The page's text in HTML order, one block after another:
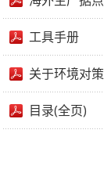
工具手册
关于环境对策
目录(全页)